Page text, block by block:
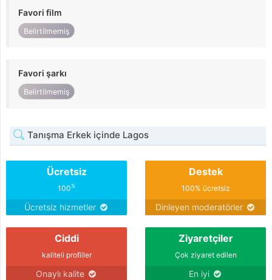
Favori film
Belirtilmemiş
Favori şarkı
Belirtilmemiş
Tanışma Erkek içinde Lagos
Ücretsiz
100%
Ücretsiz hizmetler
Destek
100% ücretsiz
Dinleyen moderatörler
Ciddi
kaliteli profiller
Onaylı kalite
Ziyaretçiler
Çok ziyaret edilen
En iyi